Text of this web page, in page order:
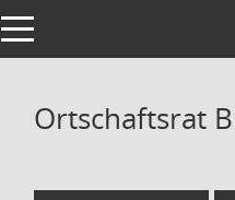
Toggle navigation
Ortschaftsrat